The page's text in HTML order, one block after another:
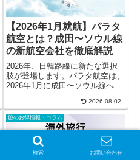
【2026年1月就航】パラタ
航空とは？成田〜ソウル線
の新航空会社を徹底解説
2026年、日韓路線に新たな選択
肢が登場します。パラタ航空は、
2026年1月に成田〜ソウル線へ就
航空業界や旅行者の間で注目を集
めています。LCCともFSCとも異
なる独自モデルを掲げ、価格と快
適性のバランスを打ち...
2026.08.02
旅のお得情報・コラム
検索 お問い合わせ